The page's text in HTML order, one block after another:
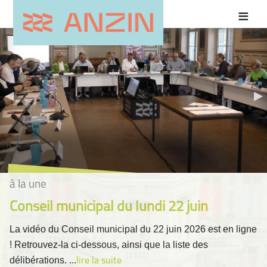
à la une
Conseil municipal du lundi 22 juin
La vidéo du Conseil municipal du 22 juin 2026 est en ligne
! Retrouvez-la ci-dessous, ainsi que la liste des
délibérations. ... lire la suite